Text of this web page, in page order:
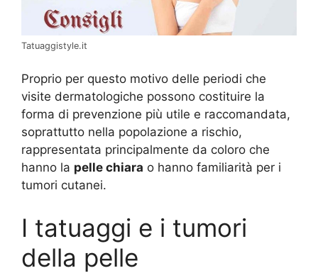
Tatuaggistyle.it
Proprio per questo motivo delle periodi che
visite dermatologiche possono costituire la
forma di prevenzione più utile e raccomandata,
soprattutto nella popolazione a rischio,
rappresentata principalmente da coloro che
hanno la pelle chiara o hanno familiarità per i
tumori cutanei.
I tatuaggi e i tumori
della pelle